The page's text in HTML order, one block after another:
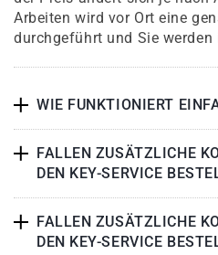
Arbeiten wird vor Ort eine
durchgeführt und Sie
WIE FUNKTIONIERT
FALLEN ZUSÄTZLICHE
DEN KEY-SERVICE
FALLEN ZUSÄTZLICHE
DEN KEY-SERVICE